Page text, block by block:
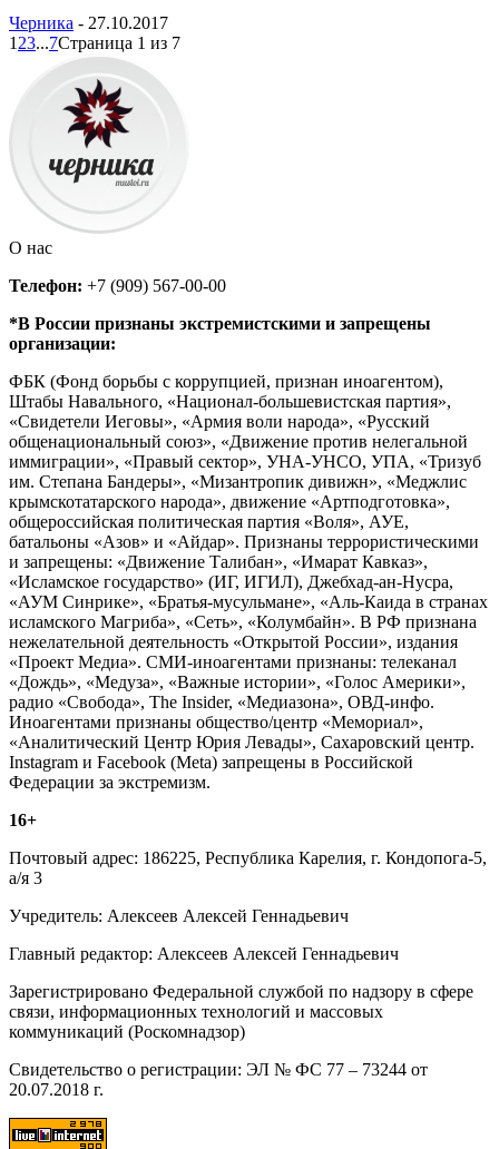
Черника - 27.10.2017
1 23...7Страница 1 из 7
О нас
Телефон: +7 (909) 567-00-00
*В России признаны экстремистскими и запрещены
организации:
ФБК (Фонд борьбы с коррупцией, признан иноагентом),
Штабы Навального, «Национал-большевистская партия»,
«Свидетели Иеговы», «Армия воли народа», «Русский
общенациональный союз», «Движение против нелегальной
иммиграции», «Правый сектор», УНА-УНСО, УПА, «Тризуб
им. Степана Бандеры», «Мизантропик дивижн», «Меджлис
крымскотатарского народа», движение «Артподготовка»,
общероссийская политическая партия «Воля», АУЕ,
батальоны «Азов» и «Айдар». Признаны террористическими
и запрещены: «Движение Талибан», «Имарат Кавказ»,
«Исламское государство» (ИГ, ИГИЛ), Джебхад-ан-Нусра,
«АУМ Синрике», «Братья-мусульмане», «Аль-Каида в странах
исламского Магриба», «Сеть», «Колумбайн». В РФ признана
нежелательной деятельность «Открытой России», издания
«Проект Медиа». СМИ-иноагентами признаны: телеканал
«Дождь», «Медуза», «Важные истории», «Голос Америки»,
радио «Свобода», The Insider, «Медиазона», ОВД-инфо.
Иноагентами признаны общество/центр «Мемориал»,
«Аналитический Центр Юрия Левады», Сахаровский центр.
Instagram и Facebook (Metа) запрещены в Российской
Федерации за экстремизм.
16+
Почтовый адрес: 186225, Республика Карелия, г. Кондопога-5,
а/я 3
Учредитель: Алексеев Алексей Геннадьевич
Главный редактор: Алексеев Алексей Геннадьевич
Зарегистрировано Федеральной службой по надзору в сфере
связи, информационных технологий и массовых
коммуникаций (Роскомнадзор)
Свидетельство о регистрации: ЭЛ № ФС 77 – 73244 от
20.07.2018 г.